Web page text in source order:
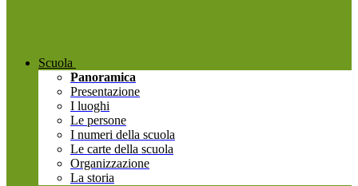
Scuola
Panoramica
Presentazione
I luoghi
Le persone
I numeri della scuola
Le carte della scuola
Organizzazione
La storia